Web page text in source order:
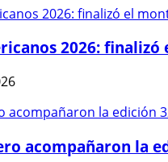
2026:
acompañaron la